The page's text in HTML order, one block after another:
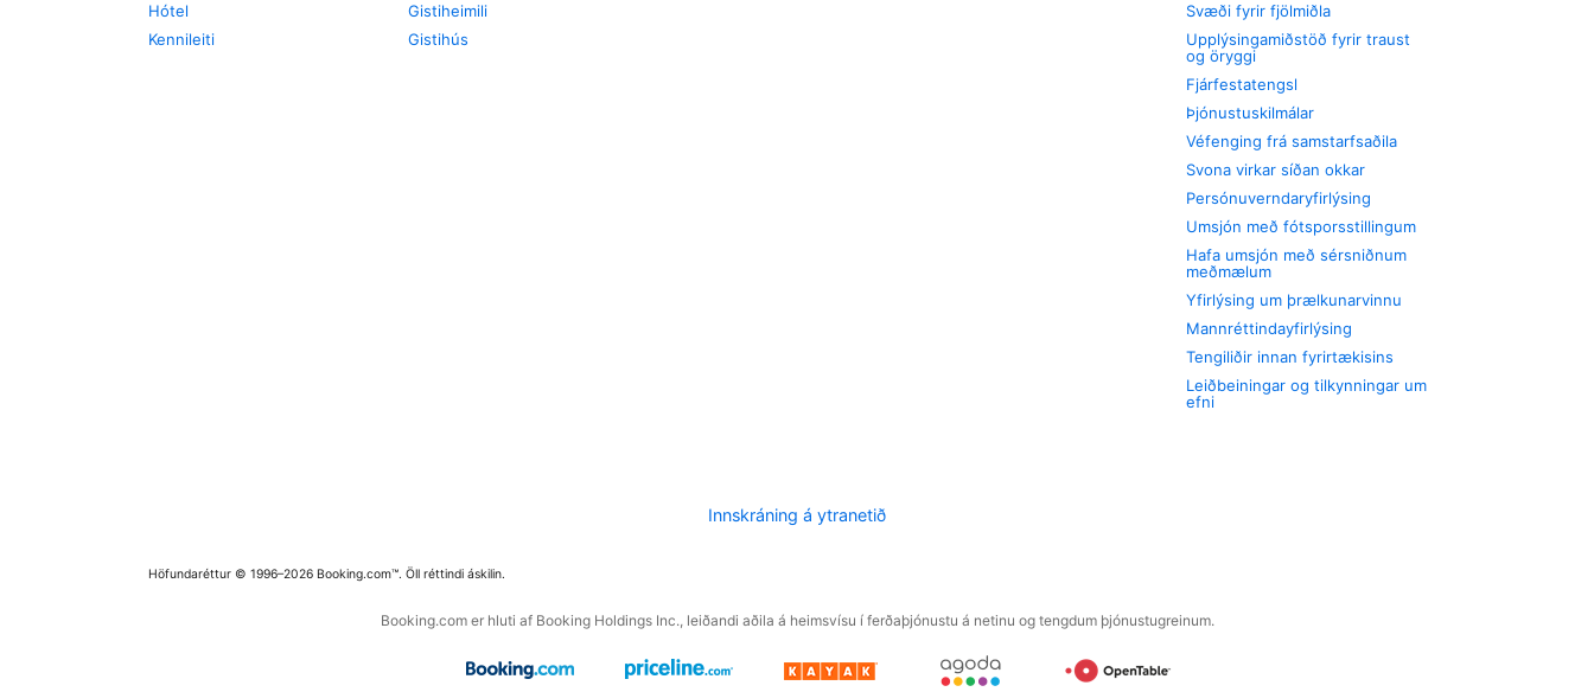
Hótel
Kennileiti
Gistiheimili
Gistihús
Svæði fyrir fjölmiðla
Upplýsingamiðstöð fyrir traust
og öryggi
Fjárfestatengsl
Þjónustuskilmálar
Véfenging frá samstarfsaðila
Svona virkar síðan okkar
Persónuverndaryfirlýsing
Umsjón með fótsporsstillingum
Hafa umsjón með sérsniðnum
meðmælum
Yfirlýsing um þrælkunarvinnu
Mannréttindayfirlýsing
Tengiliðir innan fyrirtækisins
Leiðbeiningar og tilkynningar um
efni
Innskráning á ytranetið
Höfundaréttur © 1996–2026 Booking.com™. Öll réttindi áskilin.
Booking.com er hluti af Booking Holdings Inc., leiðandi aðila á heimsvísu í ferðaþjónustu á netinu og tengdum þjónustugreinum.